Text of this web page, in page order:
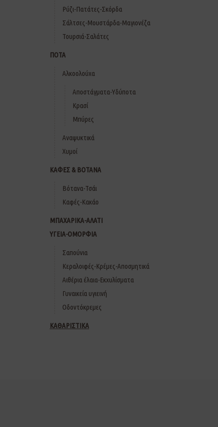
Ρύζι-Πατάτες-Σκόρδα
Σάλτσες-Μουστάρδα-Μαγιονέζα
Τουρσιά-Σαλάτες
ΠΟΤΑ
Αλκοολούχα
Αποστάγματα-Υδύποτα
Κρασί
Μπύρες
Αναψυκτικά
Χυμοί
ΚΑΦΕΣ & ΒΟΤΑΝΑ
Βότανα-Τσάι
Καφές-Κακάο
ΜΠΑΧΑΡΙΚΑ-ΑΛΑΤΙ
ΥΓΕΙΑ-ΟΜΟΡΦΙΑ
Σαπούνια
Κεραλοιφές-Κρέμες-Αποσμητικά
Αιθέρια έλαια-Εκχυλίσματα
Γυναικεία υγιεινή
Οδοντόκρεμες
ΚΑΘΑΡΙΣΤΙΚΑ